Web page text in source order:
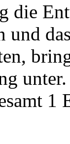
die
1